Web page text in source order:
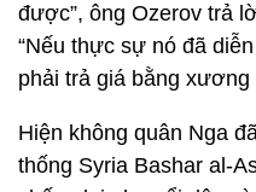
được”, ông Ozerov trả
“Nếu thực sự nó đã
phải trả giá bằng xương
Hiện không quân Nga
thống Syria Bashar al-